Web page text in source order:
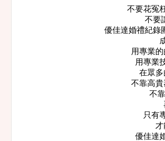
不要花冤
不要
優佳達婚禮紀錄
用專業
用專業
在眾
不靠高
不
只有
優佳達